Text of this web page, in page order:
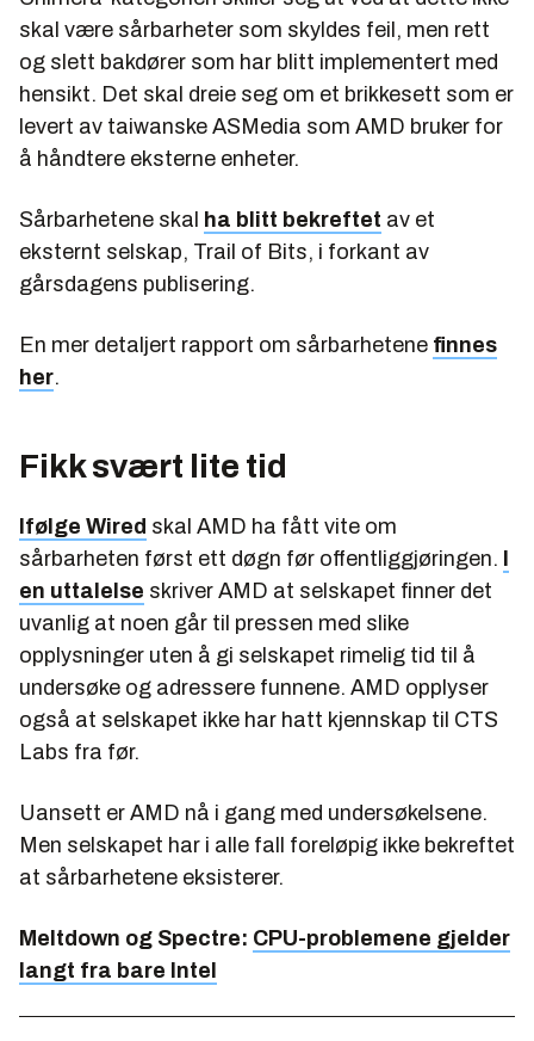
skal være sårbarheter som skyldes feil, men rett
og slett bakdører som har blitt implementert med
hensikt. Det skal dreie seg om et brikkesett som er
levert av taiwanske ASMedia som AMD bruker for
å håndtere eksterne enheter.
Sårbarhetene skal ha blitt bekreftet av et
eksternt selskap, Trail of Bits, i forkant av
gårsdagens publisering.
En mer detaljert rapport om sårbarhetene finnes
her.
Fikk svært lite tid
Ifølge Wired skal AMD ha fått vite om
sårbarheten først ett døgn før offentliggjøringen.
en uttalelse skriver AMD at selskapet finner det
uvanlig at noen går til pressen med slike
opplysninger uten å gi selskapet rimelig tid til å
undersøke og adressere funnene. AMD opplyser
også at selskapet ikke har hatt kjennskap til CTS
Labs fra før.
Uansett er AMD nå i gang med undersøkelsene.
Men selskapet har i alle fall foreløpig ikke bekreftet
at sårbarhetene eksisterer.
Meltdown og Spectre: CPU-problemene gjelder
langt fra bare Intel